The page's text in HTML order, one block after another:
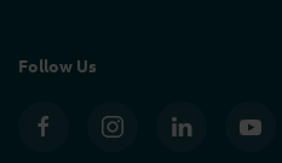
Follow Us